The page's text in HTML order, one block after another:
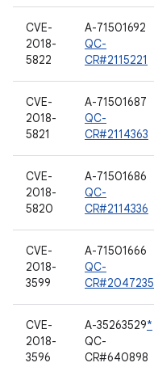
CVE-
2018-
5822
A-71501692
QC-
CR#2115221
CVE-
2018-
5821
A-71501687
QC-
CR#2114363
CVE-
2018-
5820
A-71501686
QC-
CR#2114336
CVE-
2018-
3599
A-71501666
QC-
CR#2047235
CVE-
2018-
3596
A-35263529*
QC-
CR#640898